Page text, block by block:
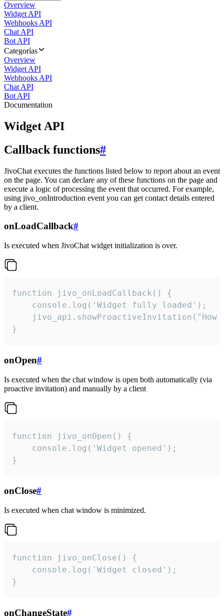
Overview
Widget API
Webhooks API
Chat API
Bot API
Categorías
Overview
Widget API
Webhooks API
Chat API
Bot API
Documentation
Widget API
Callback functions#
JivoChat executes the functions listed below to report about an event
on the page. You can declare any of these functions on the page and
execute a logic of processing the event that occurred. For example,
using jivo_onIntroduction event you can get contact details entered
by a client.
onLoadCallback#
Is executed when JivoChat widget initialization is over.
function jivo_onLoadCallback() {
    console.log('Widget fully loaded');
jivo_api.showProactiveInvitation("How
}
onOpen#
Is executed when the chat window is open both automatically (via
proactive invitation) and manually by a client
function jivo_onOpen() {
    console.log('Widget opened');
}
onClose#
Is executed when chat window is minimized.
function jivo_onClose() {
    console.log('Widget closed');
}
onChangeState#